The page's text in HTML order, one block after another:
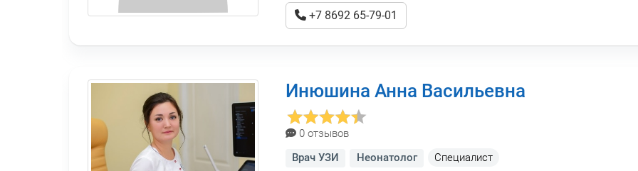
+7 8692 65-79-01
Инюшина Анна Васильевна
0 отзывов
Врач УЗИ
Неонатолог
Cпециалист